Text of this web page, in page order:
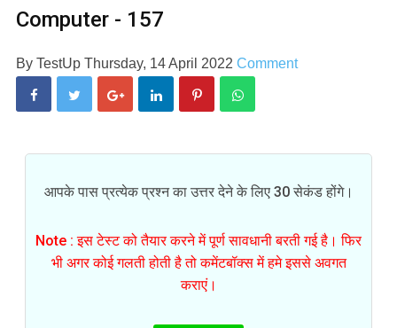
Computer - 157
By TestUp Thursday, 14 April 2022 Comment
आपके पास प्रत्येक प्रश्न का उत्तर देने के लिए 30 सेकंड होंगे।
Note : इस टेस्ट को तैयार करने में पूर्ण सावधानी बरती गई है। फिर
भी अगर कोई गलती होती है तो कमेंटबॉक्स में हमे इससे अवगत
कराएं।